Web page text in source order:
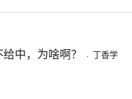
中，为啥啊？ · 丁香学